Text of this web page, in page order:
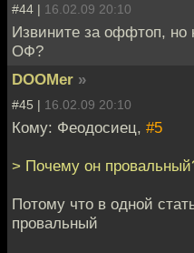
#44 | 16.02.09 20:10
Извините за оффтоп, но
ОФ?
DOOMer »
#45 | 16.02.09 20:10
Кому: Феодосиец, #5
> Почему он
Потому что в одной
провальный